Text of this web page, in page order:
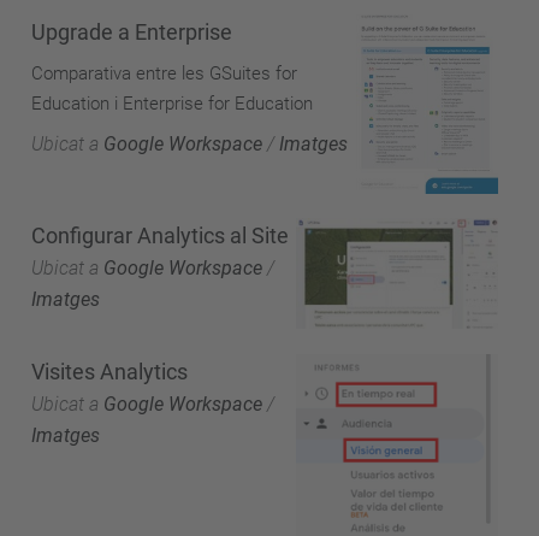
Upgrade a Enterprise
Comparativa entre les GSuites for
Education i Enterprise for Education
Ubicat a Google Workspace / Imatges
Configurar Analytics al Site
Ubicat a Google Workspace /
Imatges
Visites Analytics
Ubicat a Google Workspace /
Imatges